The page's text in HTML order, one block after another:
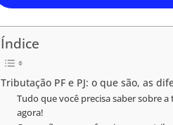
Índice
Tributação PF e PJ: o que são, as
Tudo que você precisa saber sobre
agora!